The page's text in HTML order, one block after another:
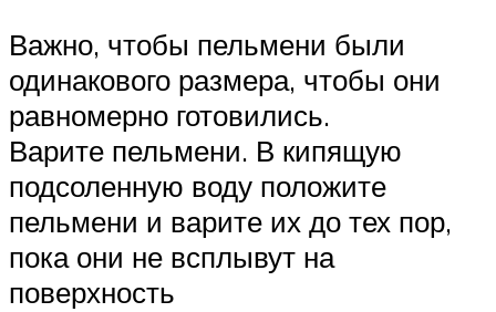
Важно, чтобы пельмени были
одинакового размера, чтобы они
равномерно готовились.
Варите пельмени. В кипящую
подсоленную воду положите
пельмени и варите их до тех пор,
пока они не всплывут на
поверхность